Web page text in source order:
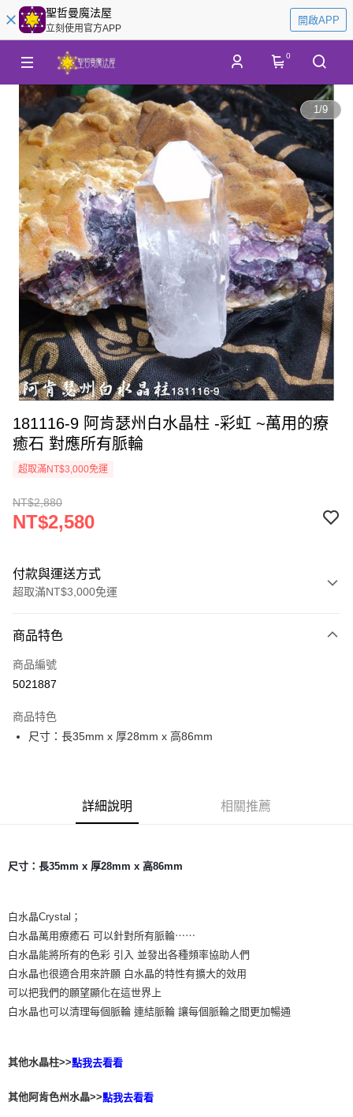
聖哲曼魔法屋
立刻使用官方APP
開啟APP
0
1/9
181116-9 阿肯瑟州白水晶柱 -彩虹 ~萬用的療
癒石 對應所有脈輪
超取滿NT$3,000免運
NT$2,880
NT$2,580
付款與運送方式
超取滿NT$3,000免運
信用卡一次付款
超商取貨付款
Apple Pay
運送方式
7-11取貨付款
每筆NT$80，滿NT$3,000(含以上)免運費
賣家宅配幫您送（台灣）
每筆NT$80，滿NT$3,000(含以上)免運費
每筆NT$80，滿NT$3,000(含以上)免運費
商品特色
商品編號
5021887
商品特色
尺寸：長35mm x 厚28mm x 高86mm
詳細說明 相關推薦
尺寸：長35mm x 厚28mm x 高86mm
白水晶Crystal；
白水晶萬用療癒石 可以針對所有脈輪⋯⋯
白水晶能將所有的色彩 引入 並發出各種頻率協助人們
白水晶也很適合用來許願 白水晶的特性有擴大的效用
可以把我們的願望顯化在這世界上
白水晶也可以清理每個脈輪 連結脈輪 讓每個脈輪之間更加暢通
其他水晶柱>>點我去看看
其他阿肯色州水晶>>點我去看看